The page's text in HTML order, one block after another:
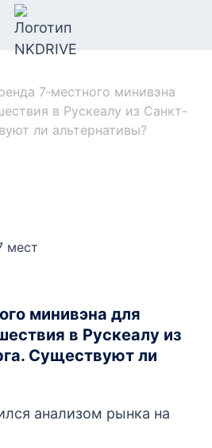
7‑местного минивэна
в Рускеалу из Санкт-
ли альтернативы?
минивэна для
в Рускеалу из
Существуют ли
анализом рынка на